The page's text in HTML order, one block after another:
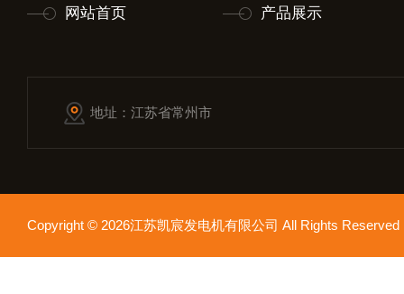
网站首页 产品展示
地址：江苏省常州市
Copyright © 2026江苏凯宸发电机有限公司 All Rights